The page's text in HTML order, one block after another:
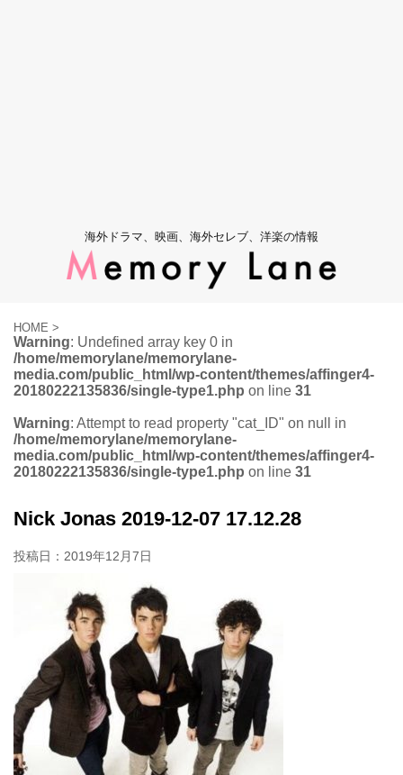
海外ドラマ、映画、海外セレブ、洋楽の情報
HOME >
Warning: Undefined array key 0 in
/home/memorylane/memorylane-
media.com/public_html/wp-content/themes/affinger4-
20180222135836/single-type1.php on line 31
Warning: Attempt to read property "cat_ID" on null in
/home/memorylane/memorylane-
media.com/public_html/wp-content/themes/affinger4-
20180222135836/single-type1.php on line 31
Nick Jonas 2019-12-07 17.12.28
投稿日： 2019年12月7日